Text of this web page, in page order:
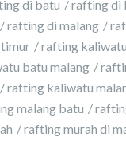
di batu
rafting di
rafting di malang
rafting kaliwatu
batu malang
rafting kaliwatu
malang batu
rafting murah di